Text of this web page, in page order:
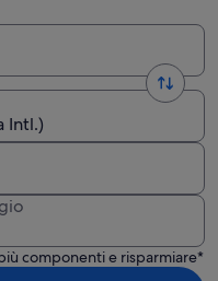
Intl.)
componenti e risparmiare*